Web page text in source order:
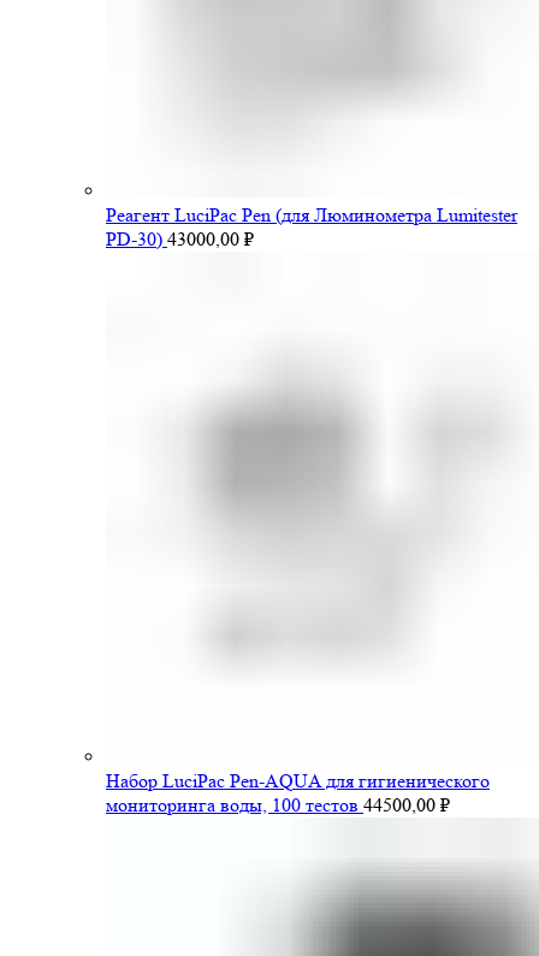
Pеагент LuciPac Pen (для Люминометра Lumitester
PD-30) 43000,00 ₽
Набор LuciPac Pen-AQUA для гигиенического
мониторинга воды, 100 тестов 44500,00 ₽